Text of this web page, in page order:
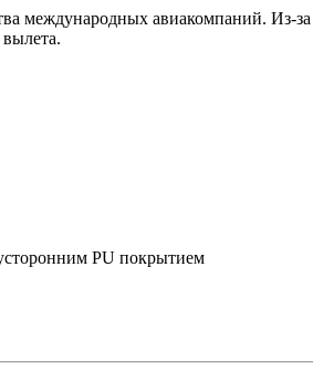
международных авиакомпаний. Из-
PU покрытием